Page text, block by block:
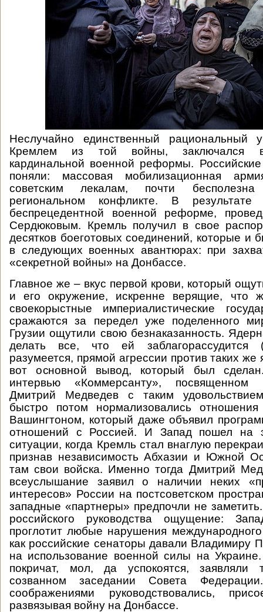
Неслучайно единственный рациональный
Кремлем из той войны, заключался в
кардинальной военной реформы. Российские
поняли: массовая мобилизационная
советским лекалам, почти
региональном конфликте. В
беспрецедентной военной реформе,
Сердюковым. Кремль получил в свое
десятков боеготовых соединений, которые и
в следующих военных авантюрах: при
«секретной войны» на Донбассе.
Главное же – вкус первой крови, который
и его окружение, искренне верящие, что
своекорыстные империалистические
сражаются за передел уже поделенного
Грузии ощутили свою безнаказанность.
делать все, что ей заблагорассудится
разумеется, прямой агрессии против таких
вот основной вывод, который был
интервью «Коммерсанту», посвященном
Дмитрий Медведев с таким
быстро потом нормализовались
Вашингтоном, который даже объявил
отношений с Россией. И Запад пошел на
ситуации, когда Кремль стал внаглую
признав независимость Абхазии и Южной
там свои войска. Именно тогда Дмитрий
всеуслышание заявил о наличии неких
интересов» России на постсоветском
западные «партнеры» предпочли не
российского руководства ощущение:
проглотит любые нарушения
как российские сенаторы давали Владимиру
на использование военной силы на
покричат, мол, да успокоятся, заявляли
созванном заседании Совета
соображениями руководствовались,
развязывая войну на Донбассе.